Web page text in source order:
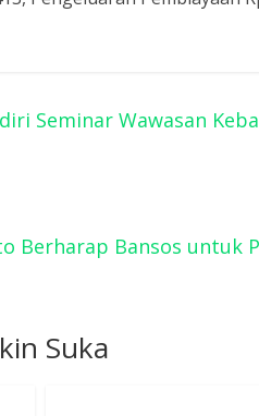
Seminar Wawasan
Berharap Bansos untuk
Suka